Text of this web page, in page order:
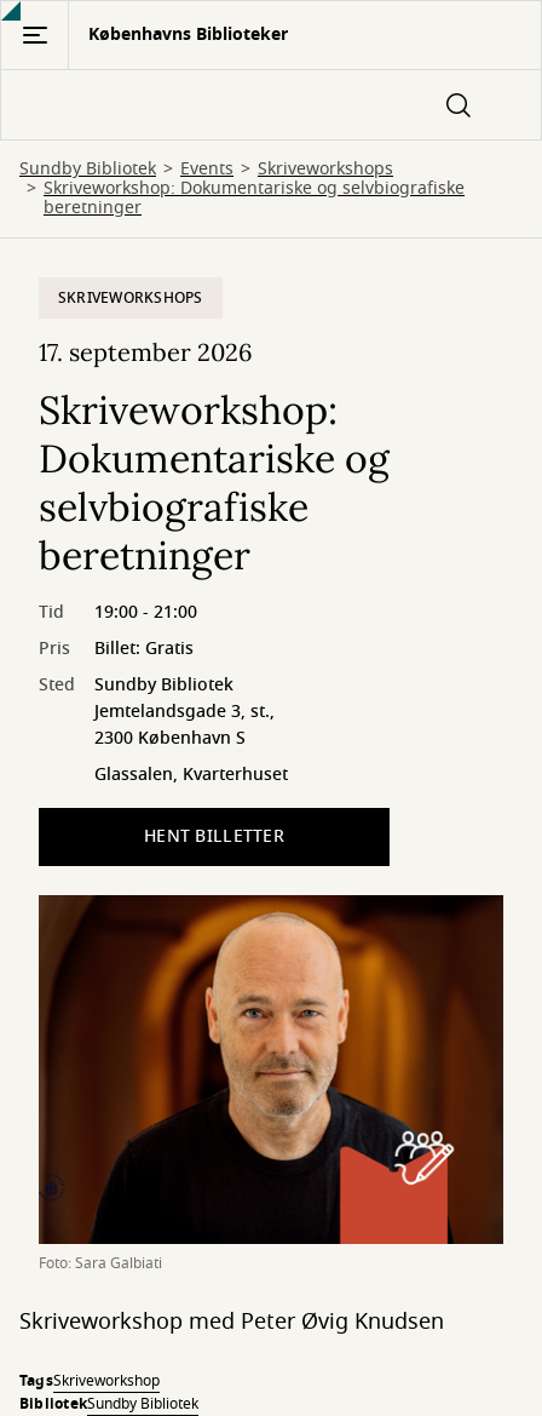
Gå
hovedindhold
Københavns Biblioteker
Sundby Bibliotek Events Skriveworkshops
Skriveworkshop: Dokumentariske og selvbiografiske
beretninger
Foto: Sara Galbiati
SKRIVEWORKSHOPS
17. september 2026
Skriveworkshop:
Dokumentariske og
selvbiografiske
beretninger
Tid
19:00 - 21:00
Pris
Billet: Gratis
Sted
Sundby Bibliotek
Jemtelandsgade 3, st.,
2300 København S
Glassalen, Kvarterhuset
HENT BILLETTER
Skriveworkshop med Peter Øvig Knudsen
TagsSkriveworkshop
BibliotekSundby Bibliotek